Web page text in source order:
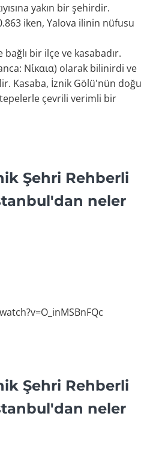
yakın bir şehirdir.
iken, Yalova ilinin nüfusu
bir ilçe ve kasabadır.
Νίκαια) olarak bilinirdi ve
Kasaba, İznik Gölü'nün doğu
çevrili verimli bir
Şehri Rehberli
neler
Şehri Rehberli
neler